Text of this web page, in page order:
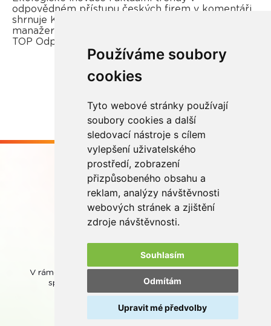
Používáme soubory
cookies
Tyto webové stránky používají
soubory cookies a další
sledovací nástroje s cílem
vylepšení uživatelského
prostředí, zobrazení
přizpůsobeného obsahu a
reklam, analýzy návštěvnosti
webových stránek a zjištění
zdroje návštěvnosti.
Souhlasím
Odmítám
Upravit mé předvolby
odpovědném přístupu českých firem v komentáři
shrnuje Kateřina Opletal Průchová, regionální
manažerka REMA Systém a porotkyně soutěže
TOP Odpovědná firma.
Buďme ve spojení
© REMA Systém
Nastavení cookies
Ochrana osobních údajů
V rámci zpětného odběru odpadních přenosných baterií
spolupracujeme se společnostíREMA Battery